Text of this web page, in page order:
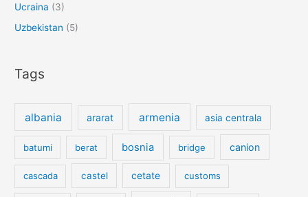
Ucraina (3)
Uzbekistan (5)
Tags
albania ararat armenia asia centrala
batumi berat bosnia bridge canion
cascada castel cetate customs